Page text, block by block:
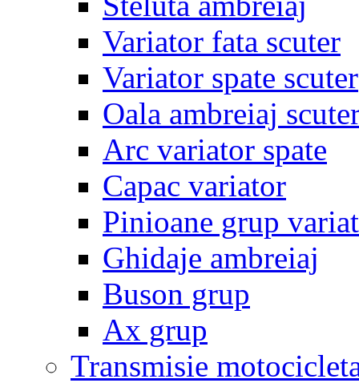
Variator fata scuter
Variator spate scuter
Oala ambreiaj
Arc variator spate
Capac variator
Pinioane grup
Ghidaje ambreiaj
Buson grup
Ax grup
Transmisie